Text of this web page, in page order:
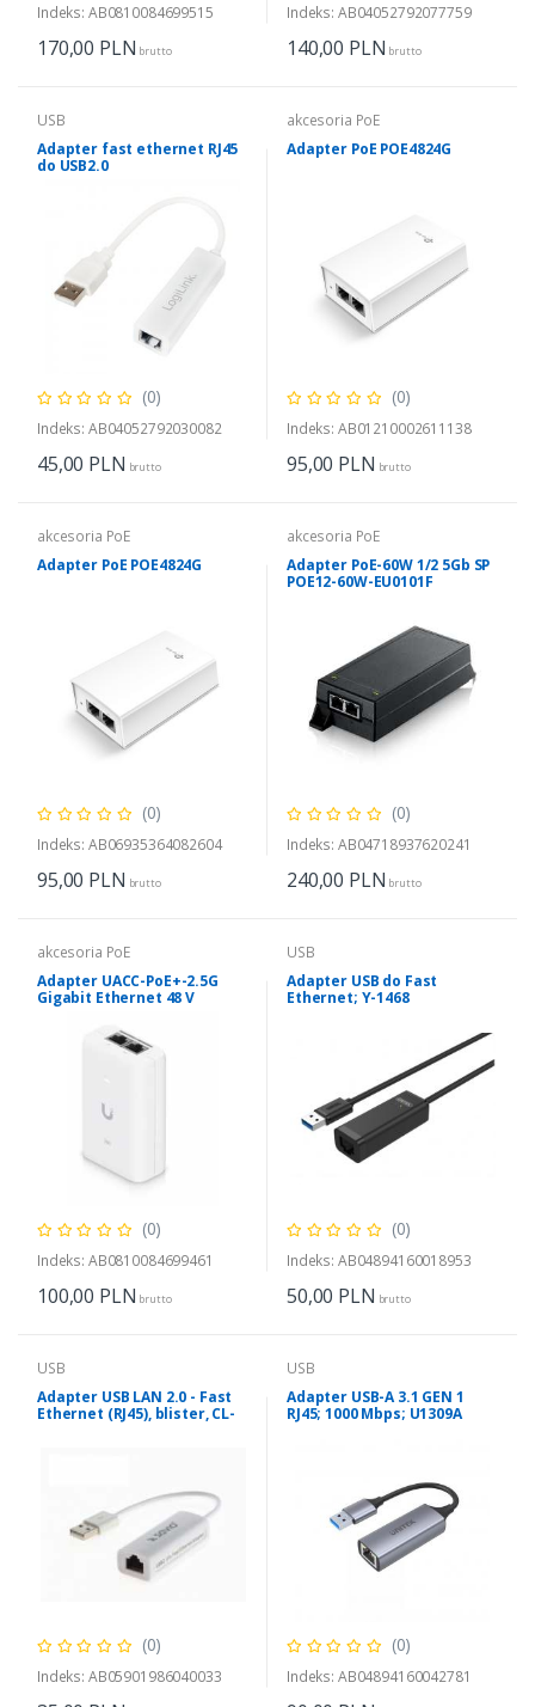
Indeks: AB0810084699515
170,00 PLN brutto
Indeks: AB04052792077759
140,00 PLN brutto
USB
Adapter fast ethernet RJ45
do USB2.0
(0)
Indeks: AB04052792030082
45,00 PLN brutto
akcesoria PoE
Adapter PoE POE4824G
(0)
Indeks: AB01210002611138
95,00 PLN brutto
akcesoria PoE
Adapter PoE POE4824G
(0)
Indeks: AB06935364082604
95,00 PLN brutto
akcesoria PoE
Adapter PoE-60W 1/2 5Gb SP
POE12-60W-EU0101F
(0)
Indeks: AB04718937620241
240,00 PLN brutto
akcesoria PoE
Adapter UACC-PoE+-2.5G
Gigabit Ethernet 48 V
(0)
Indeks: AB0810084699461
100,00 PLN brutto
USB
Adapter USB do Fast
Ethernet; Y-1468
(0)
Indeks: AB04894160018953
50,00 PLN brutto
USB
Adapter USB LAN 2.0 - Fast
Ethernet (RJ45), blister, CL-
(0)
Indeks: AB05901986040033
USB
Adapter USB-A 3.1 GEN 1
RJ45; 1000 Mbps; U1309A
(0)
Indeks: AB04894160042781